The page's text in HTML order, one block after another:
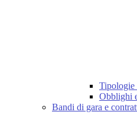
Obblighi
Bandi di gara e